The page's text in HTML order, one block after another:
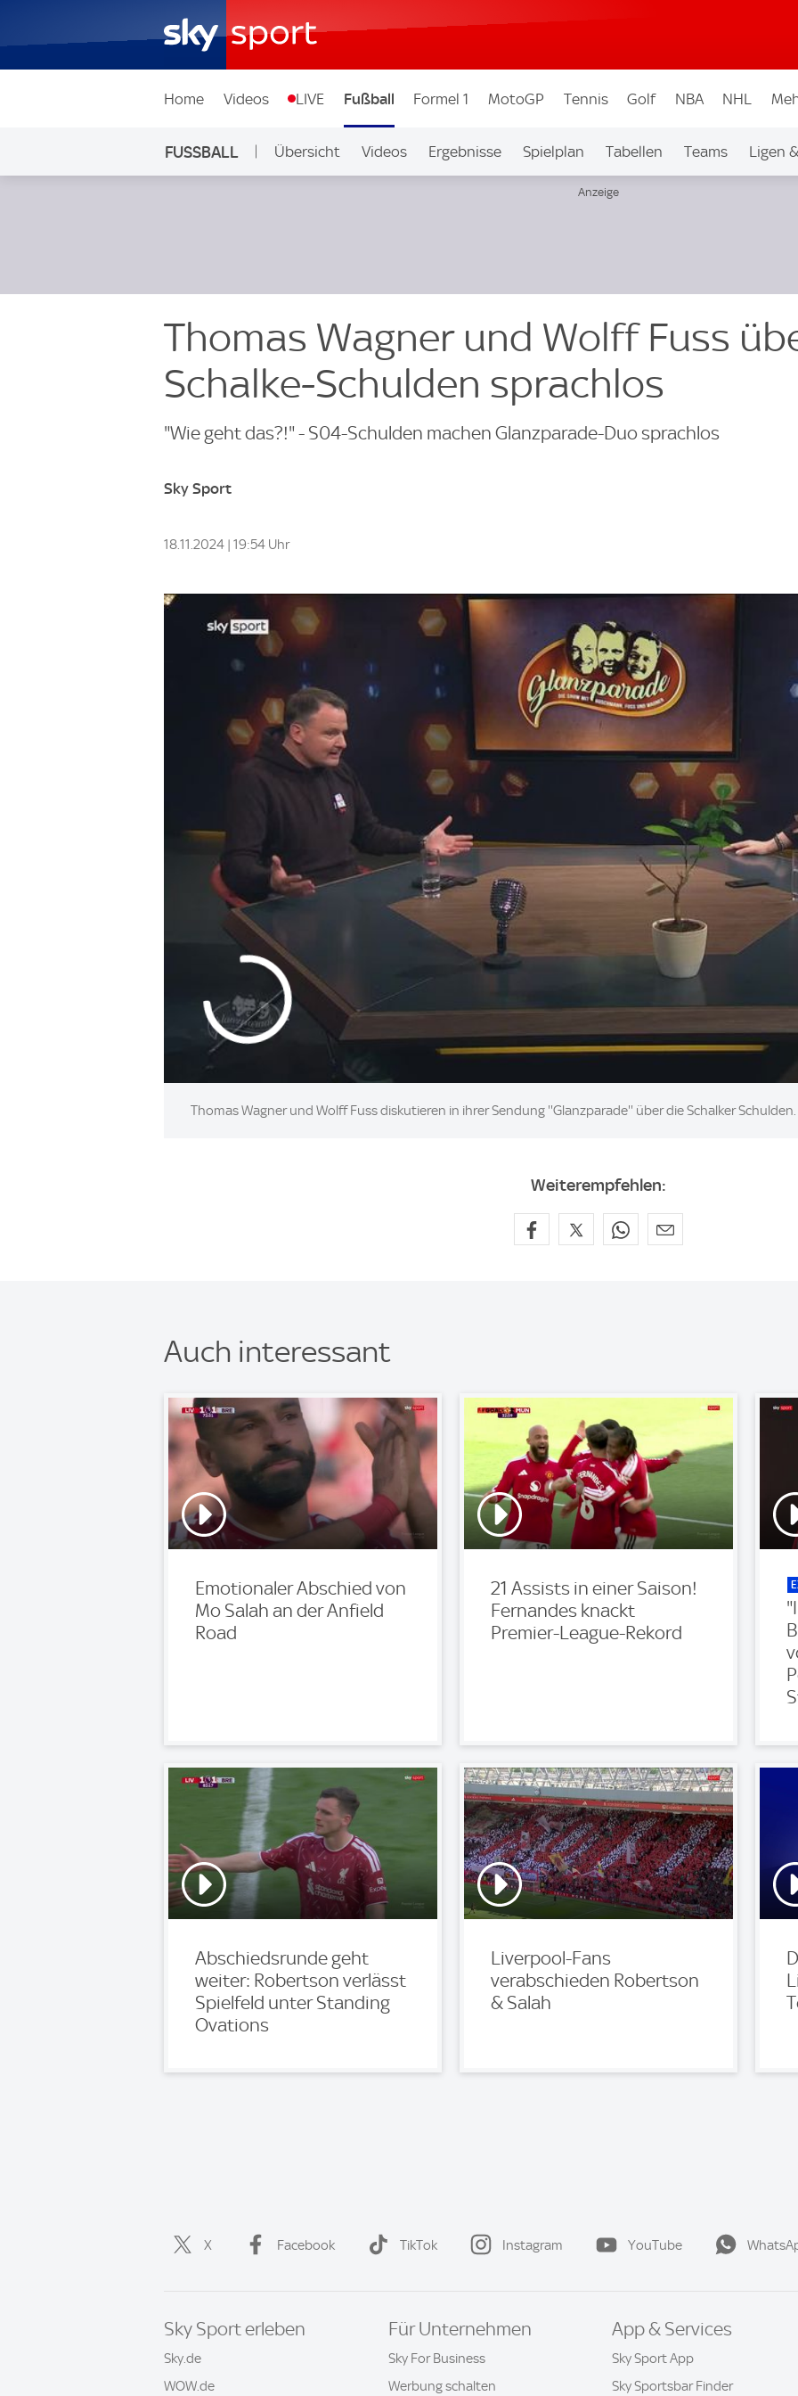
Home Videos LIVE Fußball Formel 1 MotoGP Tennis Golf NBA NHL
FUSSBALL Übersicht Videos Ergebnisse Spielplan Tabellen Teams Ligen
Thomas Wagner und Wolff Fuss
Schalke-Schulden sprachlos
"Wie geht das?!" - S04-Schulden machen Glanzparade-Duo sprachlos
Sky Sport
18.11.2024 | 19:54 Uhr
Thomas Wagner und Wolff Fuss diskutieren in ihrer Sendung ''Glanzparade'' über die Schalker Schulden.
Weiterempfehlen:
Auch interessant
Emotionaler Abschied von
Mo Salah an der Anfield
Road
21 Assists in einer Saison!
Fernandes knackt
Premier-League-Rekord
Abschiedsrunde geht
weiter: Robertson verlässt
Spielfeld unter Standing
Ovations
Liverpool-Fans
verabschieden Robertson
& Salah
X Facebook TikTok Instagram YouTube
Sky Sport erleben
Sky.de
WOW.de
Für Unternehmen
Sky For Business
Werbung schalten
App & Services
Sky Sport App
Sky Sportsbar Finder